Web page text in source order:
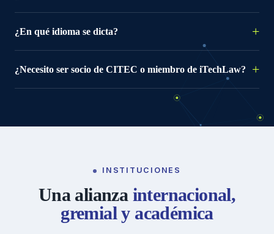
¿En qué idioma se dicta?
¿Necesito ser socio de CITEC o miembro de iTechLaw?
INSTITUCIONES
Una alianza internacional,
gremial y académica